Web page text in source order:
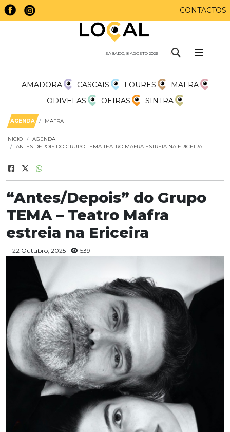
CONTACTOS
SÁBADO, 8 AGOSTO 2026
AMADORA CASCAIS LOURES
MAFRA
ODIVELAS
OEIRAS SINTRA
AGENDA MAFRA
INICIO
AGENDA
ANTES DEPOIS DO GRUPO TEMA TEATRO MAFRA ESTREIA NA ERICEIRA
“Antes/Depois” do Grupo
TEMA – Teatro Mafra
estreia na Ericeira
22 Outubro, 2025 539